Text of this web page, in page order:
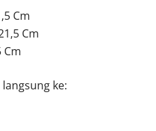
Cm
Cm
Cm
ke: